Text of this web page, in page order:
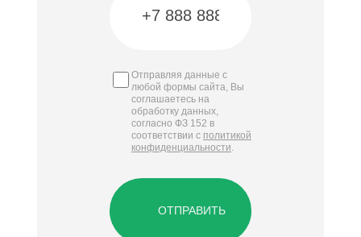
Отправляя данные с
любой формы сайта, Вы
соглашаетесь на
обработку данных,
согласно ФЗ 152 в
соответствии с политикой
конфиденциальности.
ОТПРАВИТЬ